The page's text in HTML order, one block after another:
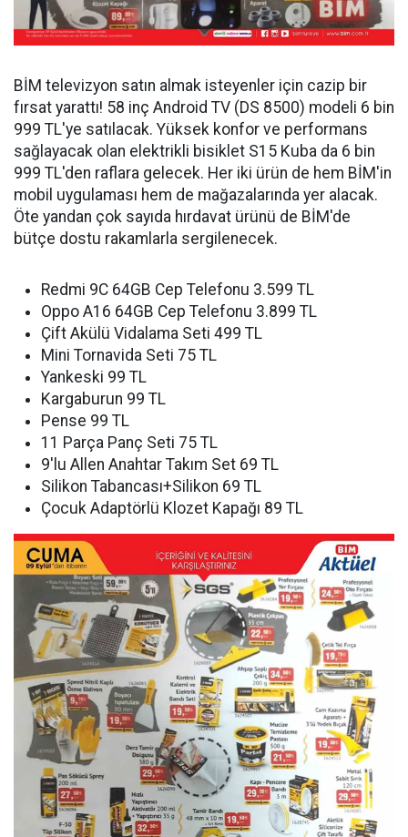
BİM televizyon satın almak isteyenler için cazip bir
fırsat yarattı! 58 inç Android TV (DS 8500) modeli 6 bin
999 TL'ye satılacak. Yüksek konfor ve performans
sağlayacak olan elektrikli bisiklet S15 Kuba da 6 bin
999 TL'den raflara gelecek. Her iki ürün de hem BİM'in
mobil uygulaması hem de mağazalarında yer alacak.
Öte yandan çok sayıda hırdavat ürünü de BİM'de
bütçe dostu rakamlarla sergilenecek.
Redmi 9C 64GB Cep Telefonu 3.599 TL
Oppo A16 64GB Cep Telefonu 3.899 TL
Çift Akülü Vidalama Seti 499 TL
Mini Tornavida Seti 75 TL
Yankeski 99 TL
Kargaburun 99 TL
Pense 99 TL
11 Parça Panç Seti 75 TL
9'lu Allen Anahtar Takım Set 69 TL
Silikon Tabancası+Silikon 69 TL
Çocuk Adaptörlü Klozet Kapağı 89 TL